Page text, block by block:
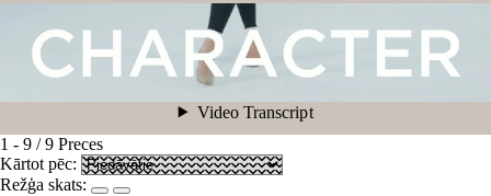
1 - 9 / 9 Preces
Kārtot pēc:
Režģa skats: